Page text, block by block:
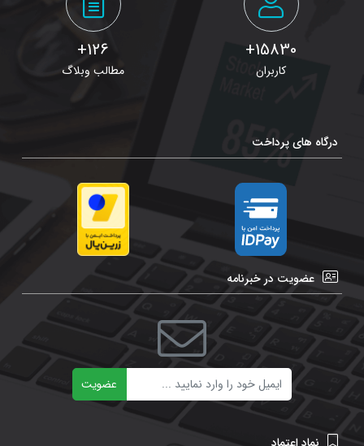
15830+
کاربران
126+
مطالب وبلاگ
درگاه های پرداخت
عضویت در خبرنامه
عضویت